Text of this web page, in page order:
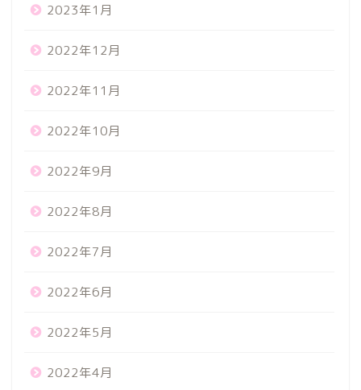
2023年1月
2022年12月
2022年11月
2022年10月
2022年9月
2022年8月
2022年7月
2022年6月
2022年5月
2022年4月